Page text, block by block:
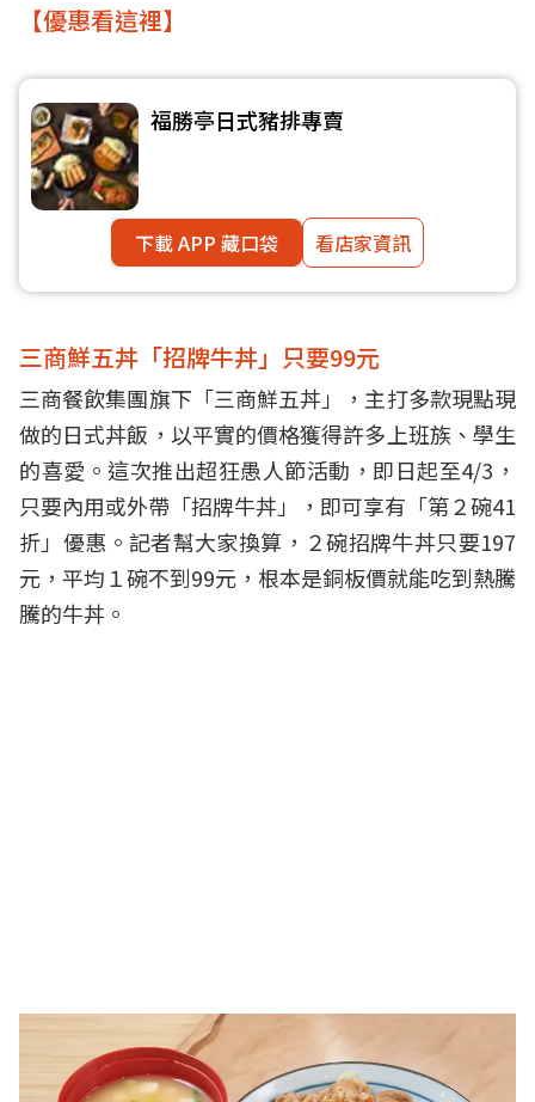
【優惠看這裡】
福勝亭日式豬排專賣
下載 APP 藏口袋 看店家資訊
三商鮮五丼「招牌牛丼」只要99元
三商餐飲集團旗下「三商鮮五丼」，主打多款現點現
做的日式丼飯，以平實的價格獲得許多上班族、學生
的喜愛。這次推出超狂愚人節活動，即日起至4/3，
只要內用或外帶「招牌牛丼」，即可享有「第２碗41
折」優惠。記者幫大家換算，２碗招牌牛丼只要197
元，平均１碗不到99元，根本是銅板價就能吃到熱騰
騰的牛丼。